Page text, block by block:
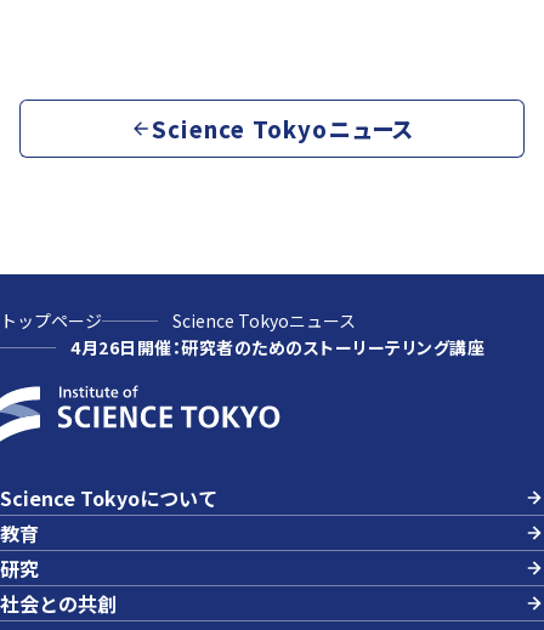
Science Tokyoニュース
トップページ
Science Tokyoニュース
4月26日開催：研究者のためのストーリーテリング講座
Science Tokyoについて
教育
研究
社会との共創